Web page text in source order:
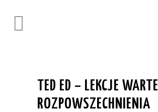
TED ED – LEKCJE WARTE
ROZPOWSZECHNIENIA